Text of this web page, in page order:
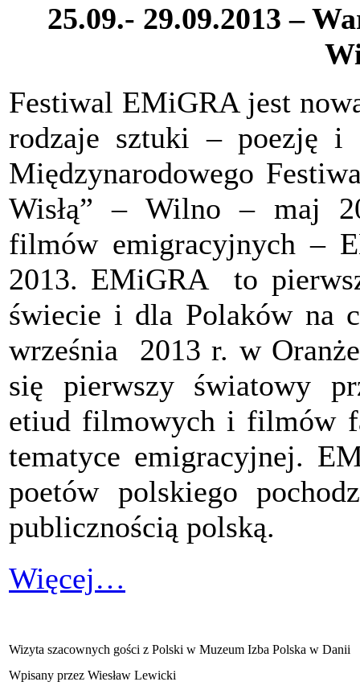
25.09.- 29.09.2013 –
Festiwal EMiGRA jest
rodzaje sztuki – poezję
Międzynarodowego
Wisłą” – Wilno – maj
filmów emigracyjnych –
2013. EMiGRA to
świecie i dla Polaków na
września 2013 r. w
się pierwszy światowy
etiud filmowych i filmów
tematyce emigracyjnej.
poetów polskiego
publicznością polską.
Więcej…
Wizyta szacownych gości z Polski w Muzeum Izba Polska w Danii
Wpisany przez Wiesław Lewicki